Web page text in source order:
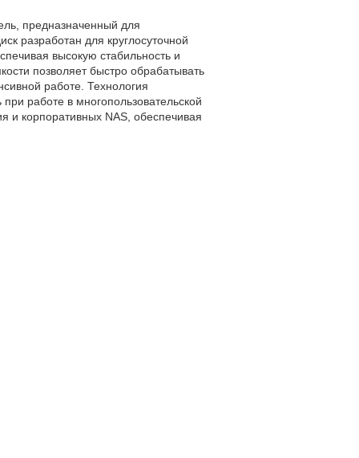
предназначенный для
разработан для круглосуточной
высокую стабильность и
позволяет быстро обрабатывать
работе. Технология
работе в многопользовательской
и корпоративных NAS, обеспечивая